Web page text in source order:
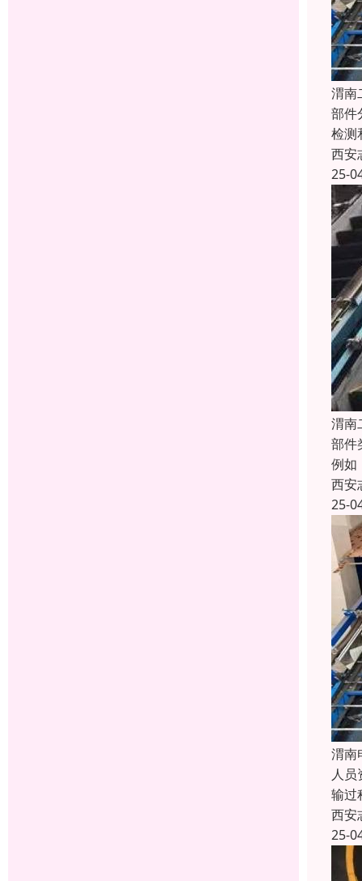
渭南
部件
检测
西安
25-
渭南
部件
例如
西安
25-
渭南
人
输过
西安
25-